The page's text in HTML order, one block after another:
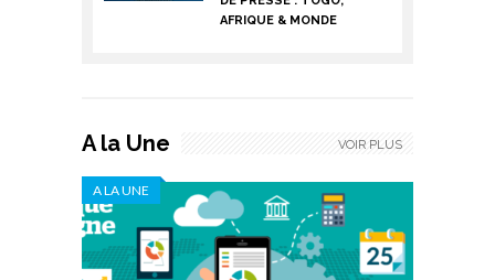
AFRIQUE & MONDE
A la Une
A LA UNE
VOIR PLUS